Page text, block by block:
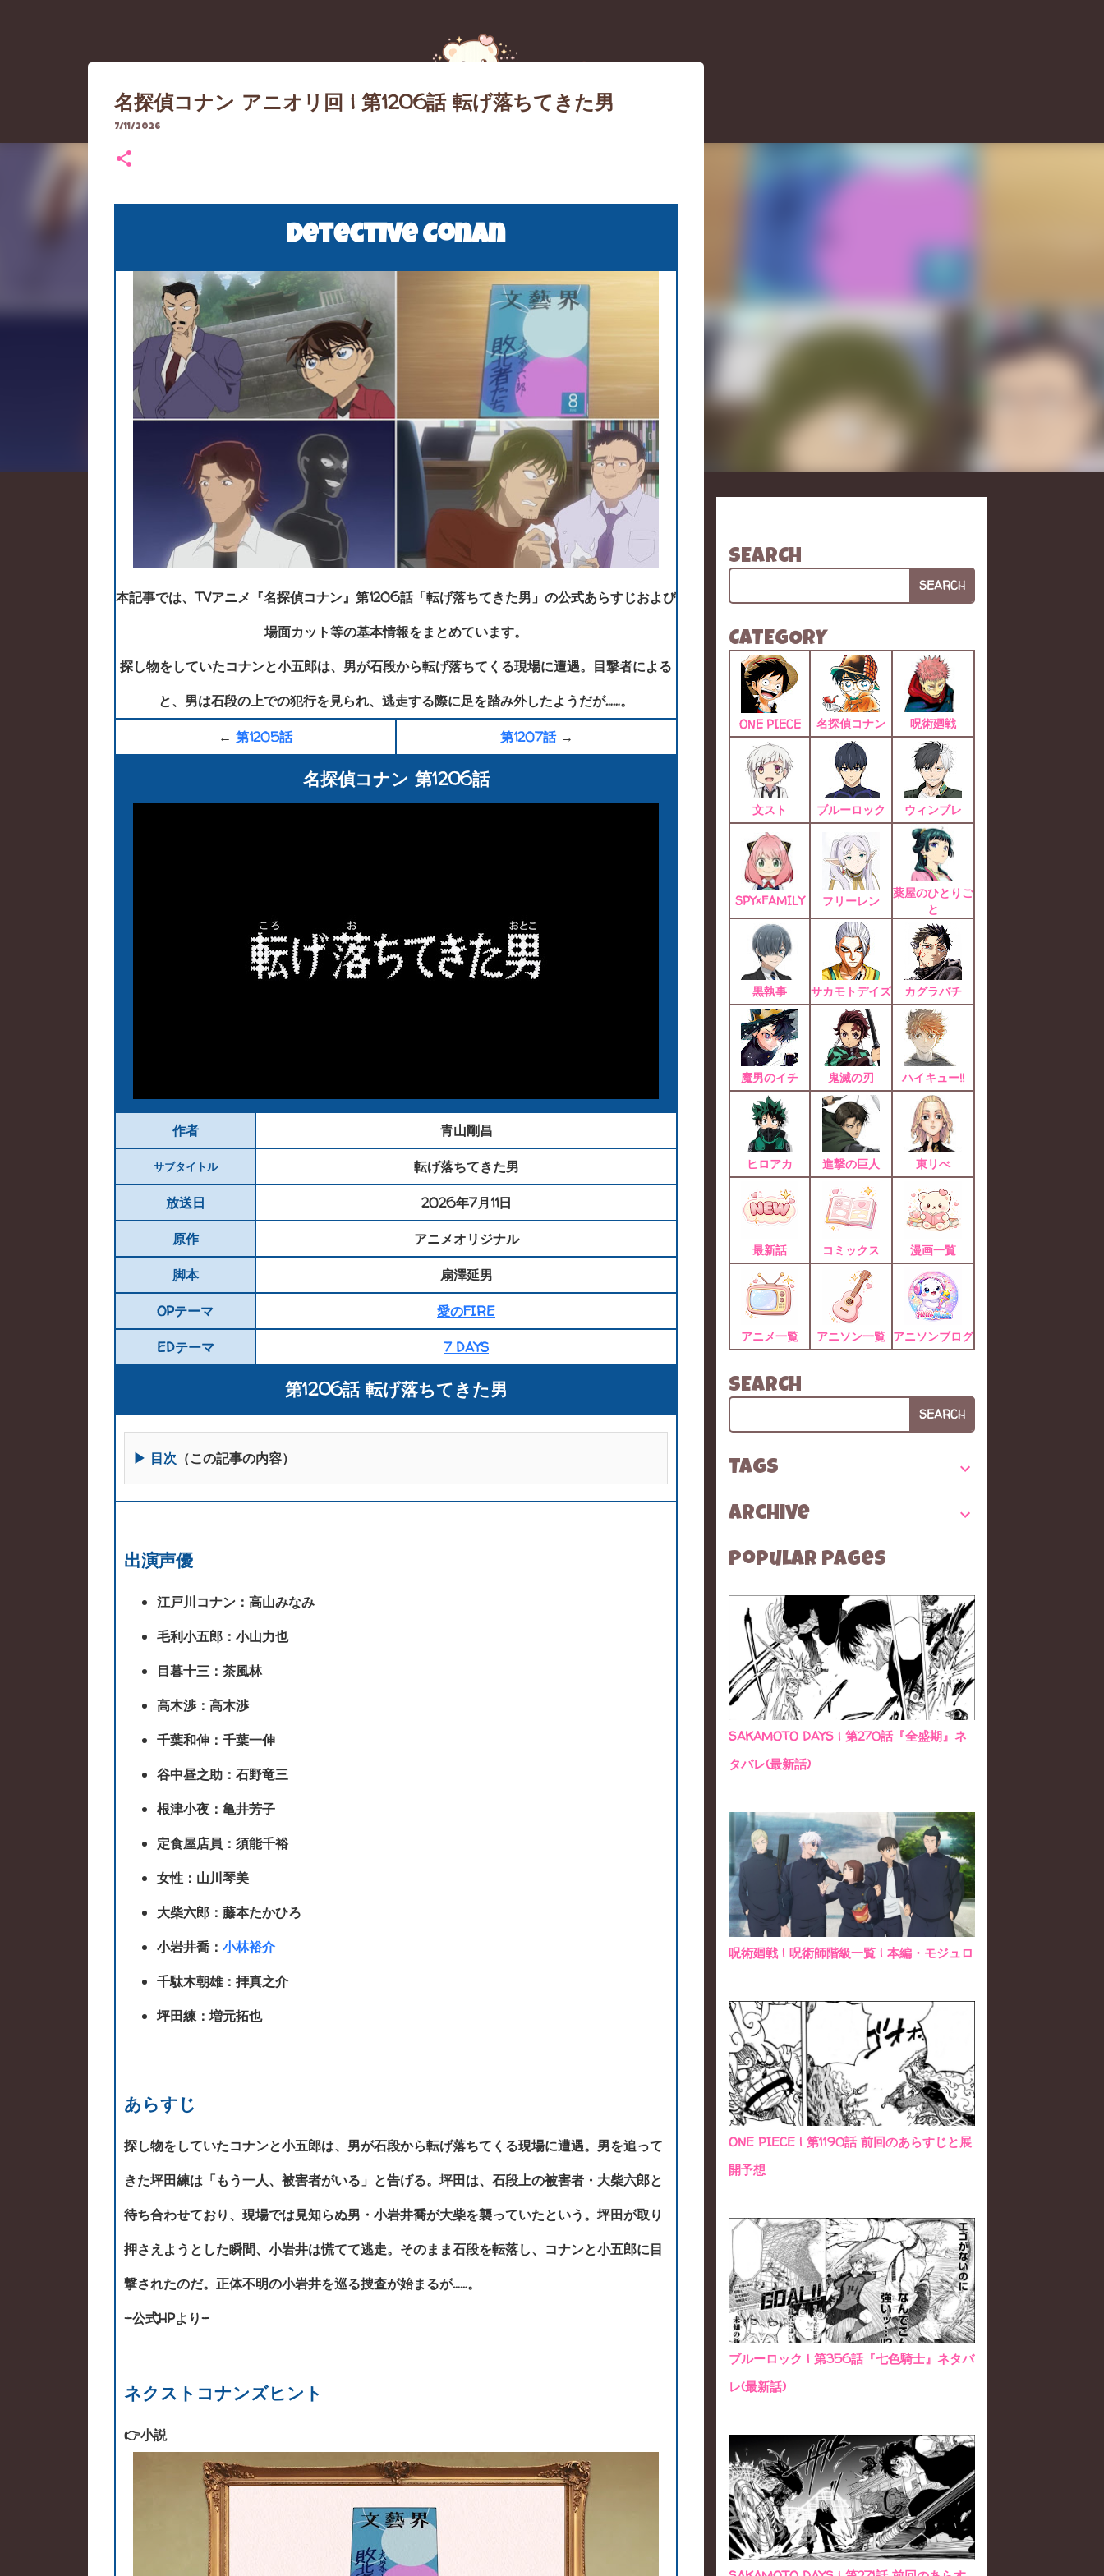
【重要なお知らせ】アクセス障害のお詫びとブログ移転（引
名探偵コナン アニオリ回 | 第1206話 転げ落ちてきた男
7/11/2026
Detective Conan
本記事では、TVアニメ『名探偵コナン』第1206話「転げ落ちてきた男」の公式あらすじおよび
場面カット等の基本情報をまとめています。
探し物をしていたコナンと小五郎は、男が石段から転げ落ちてくる現場に遭遇。目撃者による
と、男は石段の上での犯行を見られ、逃走する際に足を踏み外したようだが……。
← 第1205話 第1207話→
名探偵コナン 第1206話
作者 青山剛昌
サブタイトル
転げ落ちてきた男
放送日
2026年7月11日
原作
アニメオリジナル
脚本
扇澤延男
OPテーマ
愛のFIRE
EDテーマ
7 DAYS
第1206話 転げ落ちてきた男
▶ 目次 （この記事の内容）
出演声優
江戸川コナン：高山みなみ
毛利小五郎：小山力也
目暮十三：茶風林
高木渉：高木渉
千葉和伸：千葉一伸
谷中昼之助：石野竜三
根津小夜：亀井芳子
定食屋店員：須能千裕
女性：山川琴美
大柴六郎：藤本たかひろ
小岩井喬： 小林裕介
千駄木朝雄：拝真之介
坪田練：増元拓也
あらすじ
探し物をしていたコナンと小五郎は、男が石段から転げ落ちてくる現場に遭遇。男を追って
きた坪田練は「もう一人、被害者がいる」と告げる。坪田は、石段上の被害者・大柴六郎と
待ち合わせており、現場では見知らぬ男・小岩井喬が大柴を襲っていたという。坪田が取り
押さえようとした瞬間、小岩井は慌てて逃走。そのまま石段を転落し、コナンと小五郎に目
撃されたのだ。正体不明の小岩井を巡る捜査が始まるが……。
-公式HPより-
ネクストコナンズヒント
👉小説
SEARCH
SEARCH
CATEGORY
ONE PIECE 名探偵コナン 呪術廻戦
文スト ブルーロック ウィンブレ
SPY×FAMILY フリーレン
薬屋のひとりご
と
黒執事 サカモトデイズ カグラバチ
魔男のイチ 鬼滅の刃 ハイキュー!!
ヒロアカ 進撃の巨人 東リべ
最新話 コミックス 漫画一覧
アニメ一覧 アニソン一覧 アニソンブログ
SEARCH
SEARCH
TAGS
Archive
Popular Pages
SAKAMOTO DAYS | 第270話『全盛期』ネ
タバレ(最新話)
呪術廻戦 | 呪術師階級一覧 | 本編・モジュロ
ONE PIECE | 第1190話 前回のあらすじと展
開予想
ブルーロック | 第356話『七色騎士』ネタバ
レ(最新話)